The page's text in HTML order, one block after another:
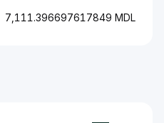
7,111.396697617849 MDL